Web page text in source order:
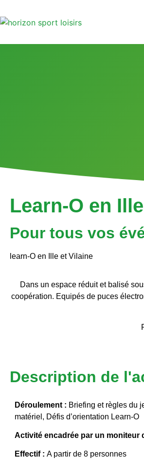
Learn-O en
Pour tous vos
learn-O en Ille et Vilaine
Dans un espace réduit et balisé
coopération. Equipés de puces
Description de
Déroulement : Briefing et règles du
matériel, Défis d’orientation Learn-O
Activité encadrée par un moniteur
Effectif : A partir de 8 personnes